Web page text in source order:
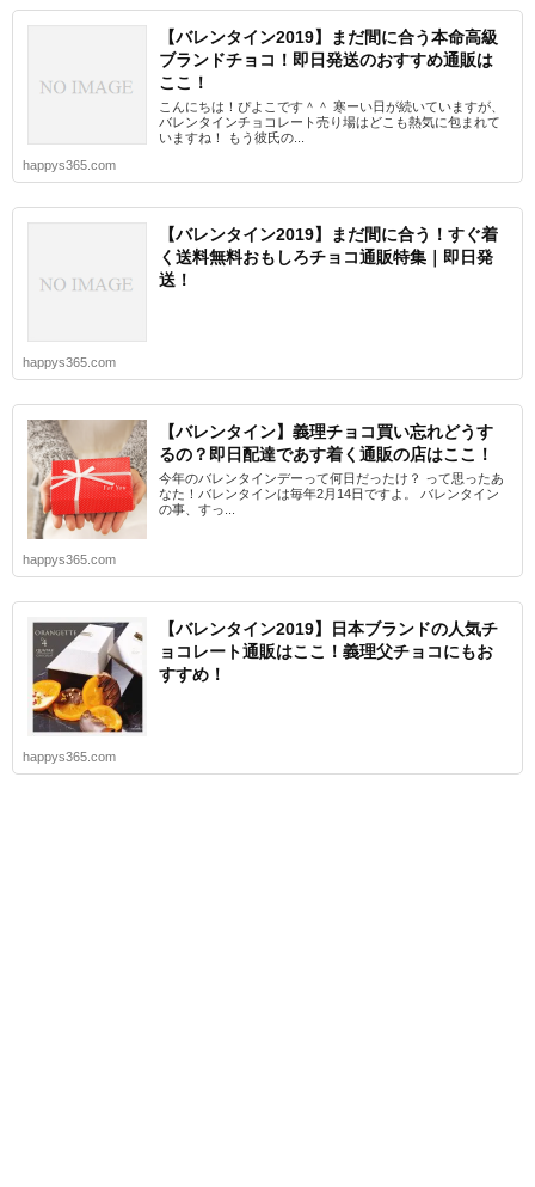
【バレンタイン2019】まだ間に合う本命高級
ブランドチョコ！即日発送のおすすめ通販は
ここ！
こんにちは！ぴよこです＾＾ 寒ーい日が続いていますが、
バレンタインチョコレート売り場はどこも熱気に包まれて
いますね！ もう彼氏の...
happys365.com
【バレンタイン2019】まだ間に合う！すぐ着
く送料無料おもしろチョコ通販特集｜即日発
送！
happys365.com
【バレンタイン】義理チョコ買い忘れどうす
るの？即日配達であす着く通販の店はここ！
今年のバレンタインデーって何日だったけ？ って思ったあ
なた！バレンタインは毎年2月14日ですよ。 バレンタイン
の事、すっ...
happys365.com
【バレンタイン2019】日本ブランドの人気チ
ョコレート通販はここ！義理父チョコにもお
すすめ！
happys365.com